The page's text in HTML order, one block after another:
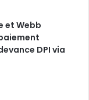
et Webb
DPI via